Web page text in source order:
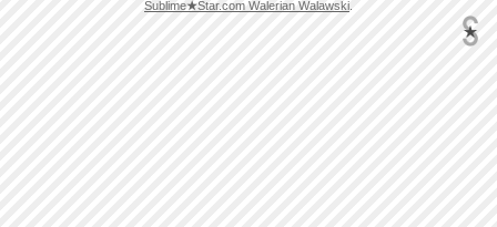
Sublime★Star.com Walerian Walawski